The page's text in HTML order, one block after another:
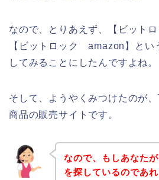
なので、とりあえず、【ビット
【ビットロック amazon】とい
してみることにしたんですよね。
そして、ようやくみつけたのが
商品の販売サイトです。
なので、もしあなた
を探しているのであ